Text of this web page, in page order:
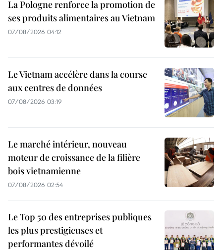
La Pologne renforce la promotion de
ses produits alimentaires au Vietnam
07/08/2026 04:12
Le Vietnam accélère dans la course
aux centres de données
07/08/2026 03:19
Le marché intérieur, nouveau
moteur de croissance de la filière
bois vietnamienne
07/08/2026 02:54
Le Top 50 des entreprises publiques
les plus prestigieuses et
performantes dévoilé